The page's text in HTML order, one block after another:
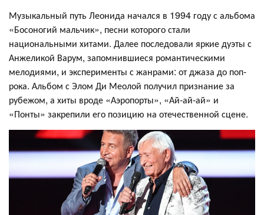
Музыкальный путь Леонида начался в 1994 году с альбома
«Босоногий мальчик», песни которого стали
национальными хитами. Далее последовали яркие дуэты с
Анжеликой Варум, запомнившиеся романтическими
мелодиями, и эксперименты с жанрами: от джаза до поп-
рока. Альбом с Элом Ди Меолой получил признание за
рубежом, а хиты вроде «Аэропорты», «Ай-ай-ай» и
«Понты» закрепили его позицию на отечественной сцене.